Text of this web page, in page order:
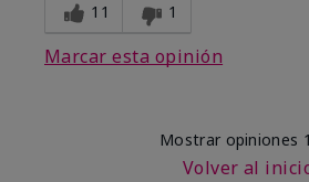
11 1
Marcar esta opinión
Mostrar opiniones
Volver al